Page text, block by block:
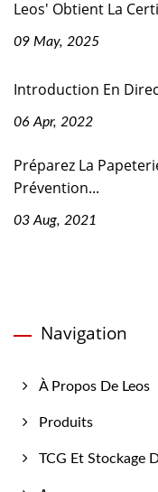
Leos' Obtient La
09 May, 2025
Introduction En
06 Apr, 2022
Préparez La
Prévention...
03 Aug, 2021
Navigation
À Propos De Leos
Produits
TCG Et Stockage